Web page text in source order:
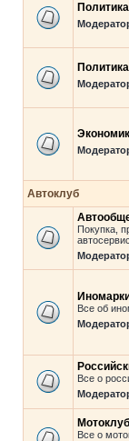
Автоклуб
Покупка,
Все об
Все о
Мотоклуб
Все о